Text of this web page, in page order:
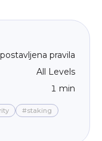
pravila
All Levels
1 min
#staking